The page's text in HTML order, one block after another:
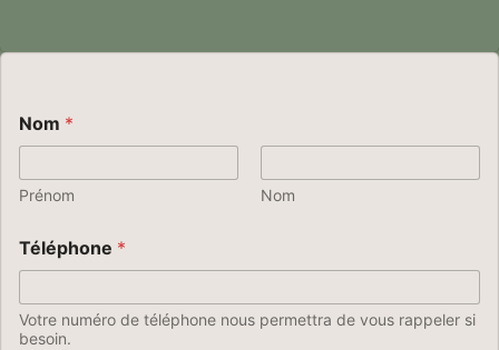
Nom *
Prénom Nom
Téléphone *
Votre numéro de téléphone nous permettra de vous rappeler si
besoin.